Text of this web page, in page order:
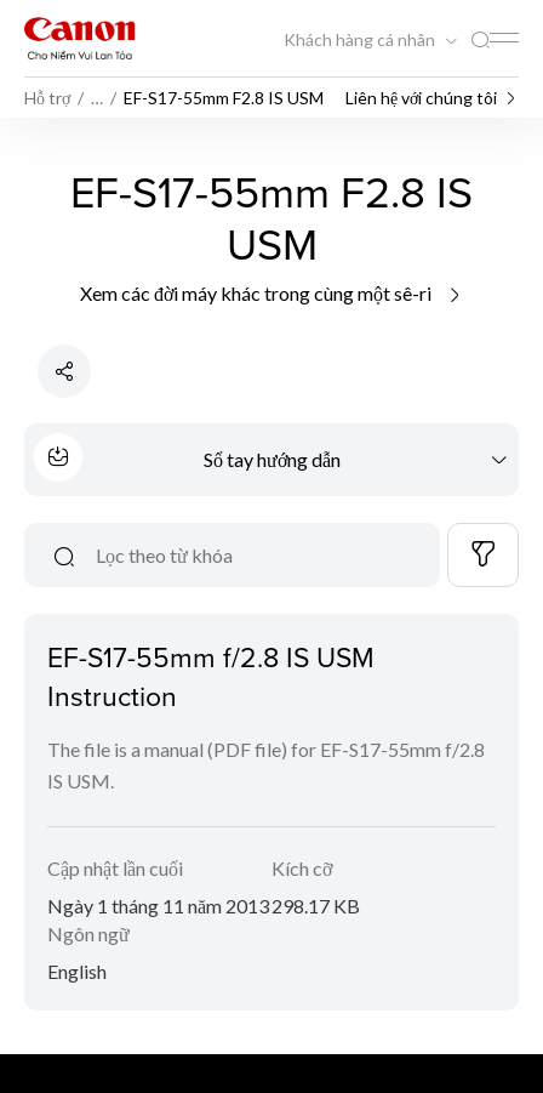
Khách hàng cá nhân
Hỗ trợ … EF-S17-55mm F2.8 IS USM Liên hệ với chúng tôi
EF-S17-55mm F2.8 IS
USM
Xem các đời máy khác trong cùng một sê-ri
Sổ tay hướng dẫn
EF-S17-55mm f/2.8 IS USM
Instruction
The file is a manual (PDF file) for EF-S17-55mm f/2.8
IS USM.
Cập nhật lần cuối
Ngày 1 tháng 11 năm 2013
Kích cỡ
298.17 KB
Ngôn ngữ
English